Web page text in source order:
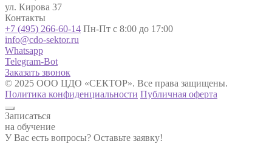
ул. Кирова 37
Контакты
+7 (495) 266-60-14 Пн-Пт с 8:00 до 17:00
info@cdo-sektor.ru
Whatsapp
Telegram-Bot
Заказать звонок
© 2025 ООО ЦДО «СЕКТОР». Все права защищены.
Политика конфиденциальности Публичная оферта
Записаться
на обучение
У Вас есть вопросы? Оставьте заявку!